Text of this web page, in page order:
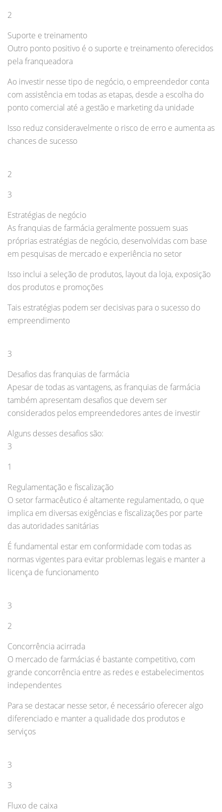
2
Suporte e treinamento
Outro ponto positivo é o suporte e treinamento oferecidos
pela franqueadora
Ao investir nesse tipo de negócio, o empreendedor conta
com assistência em todas as etapas, desde a escolha do
ponto comercial até a gestão e marketing da unidade
Isso reduz consideravelmente o risco de erro e aumenta as
chances de sucesso
2
3
Estratégias de negócio
As franquias de farmácia geralmente possuem suas
próprias estratégias de negócio, desenvolvidas com base
em pesquisas de mercado e experiência no setor
Isso inclui a seleção de produtos, layout da loja, exposição
dos produtos e promoções
Tais estratégias podem ser decisivas para o sucesso do
empreendimento
3
Desafios das franquias de farmácia
Apesar de todas as vantagens, as franquias de farmácia
também apresentam desafios que devem ser
considerados pelos empreendedores antes de investir
Alguns desses desafios são:
3
1
Regulamentação e fiscalização
O setor farmacêutico é altamente regulamentado, o que
implica em diversas exigências e fiscalizações por parte
das autoridades sanitárias
É fundamental estar em conformidade com todas as
normas vigentes para evitar problemas legais e manter a
licença de funcionamento
3
2
Concorrência acirrada
O mercado de farmácias é bastante competitivo, com
grande concorrência entre as redes e estabelecimentos
independentes
Para se destacar nesse setor, é necessário oferecer algo
diferenciado e manter a qualidade dos produtos e
serviços
3
3
Fluxo de caixa